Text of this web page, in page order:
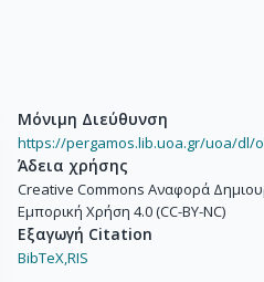
Μόνιμη Διεύθυνση
https://pergamos.lib.uoa.gr/uoa/dl/
Άδεια χρήσης
Creative Commons Αναφορά
Εμπορική Χρήση 4.0 (CC-BY-NC)
Εξαγωγή Citation
BibTeX,RIS